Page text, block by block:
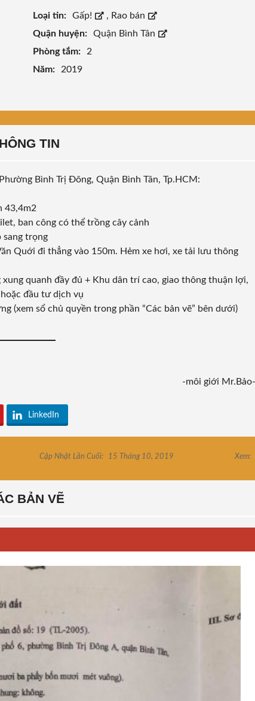
Loại tin: Gấp! , Rao bán
Quận huyện:
Quận Bình Tân
Phòng tắm:
2
Năm:
2019
TIN
Bình Trị Đông, Quận Bình Tân, Tp.HCM:
43,4m2
ban công có thể trồng cây cảnh
sang trọng
Quới đi thẳng vào 150m. Hẻm xe hơi, xe tải lưu thông
quanh đầy đủ + Khu dân trí cao, giao thông thuận lợi,
đầu tư dịch vụ
(xem sổ chủ quyền trong phần “Các bản vẽ” bên dưới)
-môi giới Mr.Bảo-
LinkedIn
Cập Nhật Lần Cuối: 15 Tháng 10, 2019 Xem:
BẢN VẼ